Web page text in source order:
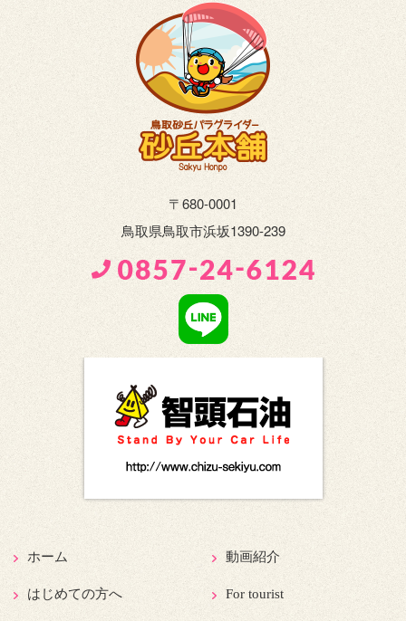
〒680-0001
鳥取県鳥取市浜坂1390-239
ホーム
はじめての方へ
動画紹介
For tourist